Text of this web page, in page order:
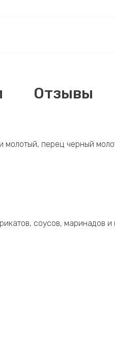
Отзывы
молотый, перец черный
соусов, маринадов и